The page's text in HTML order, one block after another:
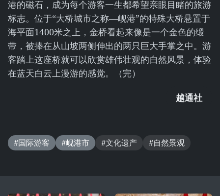
港的磁石，成为每个游客一生都希望亲眼目睹的旅游
标志。位于“大桥城市之称—岘港”的特殊大桥悬置于
海平面1400米之上，金桥看起来像是一个金色的缎
带，被捧在从山坡两侧伸出的两只巨大手掌之中。游
客踏上这座桥就可以欣赏雄伟壮观的自然风景，体验
在蓝天白云上漫游的感觉。（完）
越通社
#国际游客 #岘港市 #文化遗产 #自然景观